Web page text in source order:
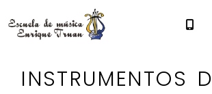
INSTRUMENTOS